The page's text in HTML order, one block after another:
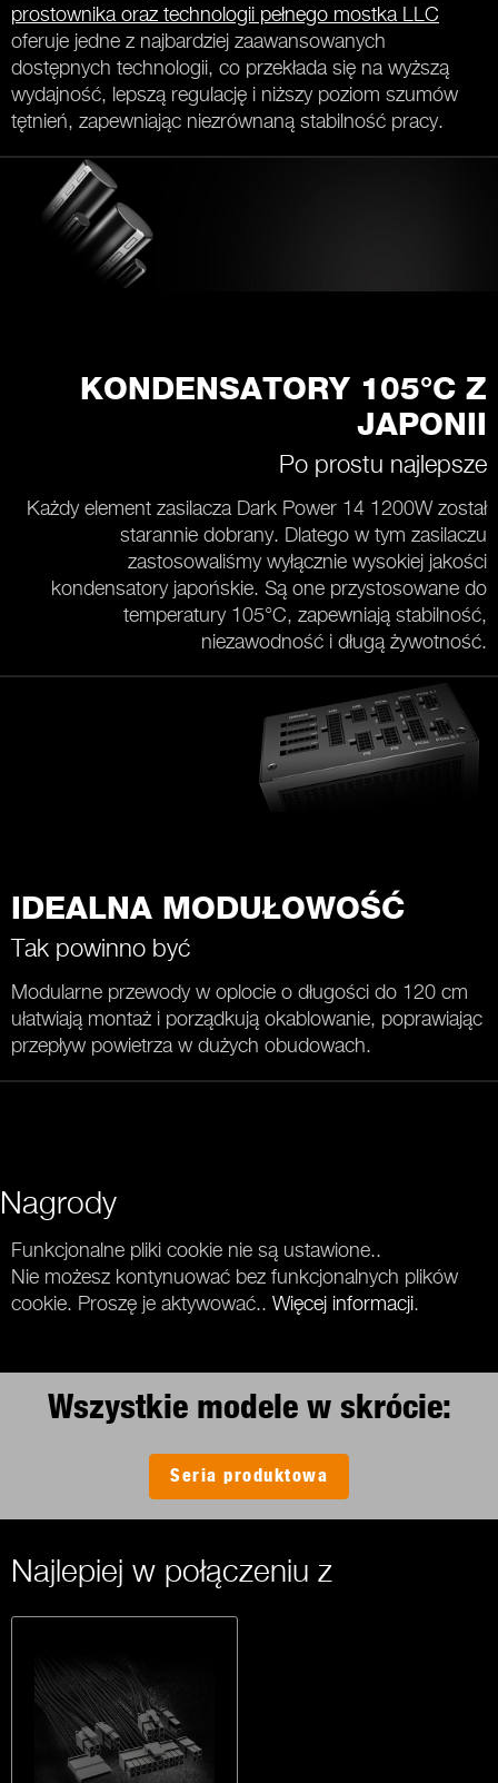
prostownika oraz technologii pełnego mostka LLC
oferuje jedne z najbardziej zaawansowanych
dostępnych technologii, co przekłada się na wyższą
wydajność, lepszą regulację i niższy poziom szumów
tętnień, zapewniając niezrównaną stabilność pracy.
KONDENSATORY 105°C Z
JAPONII
Po prostu najlepsze
Każdy element zasilacza Dark Power 14 1200W został
starannie dobrany. Dlatego w tym zasilaczu
zastosowaliśmy wyłącznie wysokiej jakości
kondensatory japońskie. Są one przystosowane do
temperatury 105°C, zapewniają stabilność,
niezawodność i długą żywotność.
IDEALNA MODUŁOWOŚĆ
Tak powinno być
Modularne przewody w oplocie o długości do 120 cm
ułatwiają montaż i porządkują okablowanie, poprawiając
przepływ powietrza w dużych obudowach.
Nagrody
Funkcjonalne pliki cookie nie są ustawione..
Nie możesz kontynuować bez funkcjonalnych plików
cookie. Proszę je aktywować.. Więcej informacji.
Wszystkie modele w skrócie:
Seria produktowa
Najlepiej w połączeniu z